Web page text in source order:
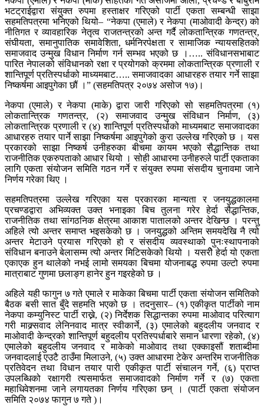
भटट्राईद्वारा संयुक्त रुपमा हस्ताक्षर गरिएको पार्टी एकता सम्बन्धी साझा
सहमतिपत्रमा भनिएको थियो– “नेकपा (एमाले) र नेकपा (माओवादी केन्द्र) को
नीतिगत र व्यावहारिक नेतृत्व राजतन्त्रको अन्त गर्दै लोकतान्त्रिक गणतन्त्र,
संघीयता, समानुपातिक समावेशिता, धर्मनिरपेक्षता र सामाजिक न्यायसहितको
समाजवाद उन्मुख विधान निर्माण गर्न सम्भव भएको छ ।….. संविधानसभाबाट
पारित नेपालको संविधानको रक्षा र प्रयोगको क्रममा लोकतान्त्रिक प्रणाली र
शान्तिपूर्ण प्रतिस्पर्धाको माध्यमबाट….. समाजवादका आधारहरु तयार गर्ने साझा
निष्कर्षमा आइपुगेका छौं ।” (सहमतिपत्र २०७४ असोज १७)।
नेकपा (एमाले) र नेकपा (माके) द्वारा जारी गरिएको सो सहमतिपत्रमा (१)
लोकतान्त्रिक गणतन्त्र, (२) समाजवाद उन्मुख संविधान निर्माण, (३)
लोकतान्त्रिक प्रणाली र (४) शान्तिपूर्ण प्रतिस्पर्धाको माध्यमबाट समाजवादका
आधारहरु तयार पार्ने साझा निष्कर्षमा आइपुगेको कुरा उल्लेख गरिएको छ । यस
प्रकारको साझा निष्कर्ष उनीहरुका बीचमा कायम भएको सैद्धान्तिक तथा
राजनीतिक एकरुपताको आधार थियो । सोही आधारमा उनीहरुले पार्टी एकताका
लागि एकता संयोजन समिति गठन गर्ने र संयुक्त रुपमा संसदीय चुनावमा जाने
निर्णय गरेका थिए ।
सहमतिपत्रमा उल्लेख गरिएका यस प्रकारका मान्यता र जनयुद्धकालमा
प्रचण्डद्वारा अभिव्यक्त उक्त भनाइका बिच तुलना गरेर हेर्दा सैद्धान्तिक,
राजनीतिक तथा सांगठनिक क्षेत्रमा आकाश पातालको अन्तर देखिन्छ । परन्तु
अहिले त्यो अन्तर समाप्त भइसकेको छ । जनयुद्धको अन्तिम समयदेखि नै त्यो
अन्तर मेटाउने प्रयास गरिएको हो र संसदीय व्यवस्थाको पुनःस्थापनाको
संविधान बनाउने बेलासम्म त्यो अन्तर मिटिसकेको थियो । यसरीे हेर्दा यो एकता
एकाएक हुन थालेको नभई लामो समयका बिचमा योजनाबद्ध रुपमा उल्टो रुपमा
मात्राबाट गुणमा छलाङ्ग हानेर हुन गइरहेको छ ।
अहिले यही फागुन ७ गते एमाले र माकेका बिचमा पार्टी एकता संयोजन समितिको
बैठक बसी सात बुँदे सहमति भएको छ । तदनुसार– (१) एकीकृत पार्टीको नाम
नेकपा कम्युनिस्ट पार्टी राख्ने, (२) निर्देशक सिद्धान्तका रुपमा माओवाद परित्याग
गरी माक्र्सवाद लेनिनवाद मात्र स्वीकार्ने, (३) एमालेको बहुदलीय जनवाद र
माओवादी केन्द्रको शान्तिपूर्ण बहुदलीय प्रतिस्पर्धाबारे समान धारणा रहेको, (४)
एमालेको बहुदलीय जनवाद र माकेको माओवाद तथा एक्काइसौं शताब्दीमा
जनवादलाई एउटै ठाउँमा मिलाउने, (५) उक्त आधारमा टेकेर अन्तरिम राजनीतिक
प्रतिवेदन तथा विधान तयार पारी एकीकृत पार्टी संचालन गर्ने, (६) प्राप्त
उपलब्धिको रक्षागरी त्यसमार्फत समाजवादको निर्माण गर्ने र (७) एकता
महाधिवेशनमा जाने लगायतका निर्णय गरिएका छन् । (पार्टी एकता संयोजन
समिति २०७४ फागुन ७ गते )।